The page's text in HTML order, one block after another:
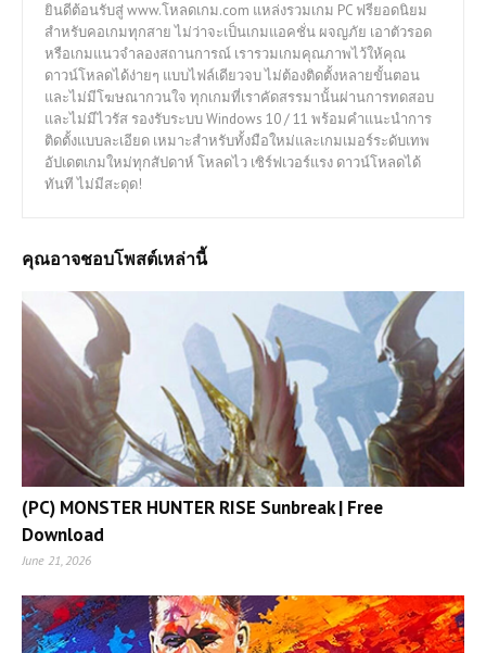
ยินดีต้อนรับสู่ www.โหลดเกม.com แหล่งรวมเกม PC ฟรียอดนิยม
สำหรับคอเกมทุกสาย ไม่ว่าจะเป็นเกมแอคชั่น ผจญภัย เอาตัวรอด
หรือเกมแนวจำลองสถานการณ์ เรารวมเกมคุณภาพไว้ให้คุณ
ดาวน์โหลดได้ง่ายๆ แบบไฟล์เดียวจบ ไม่ต้องติดตั้งหลายขั้นตอน
และไม่มีโฆษณากวนใจ ทุกเกมที่เราคัดสรรมานั้นผ่านการทดสอบ
และไม่มีไวรัส รองรับระบบ Windows 10 / 11 พร้อมคำแนะนำการ
ติดตั้งแบบละเอียด เหมาะสำหรับทั้งมือใหม่และเกมเมอร์ระดับเทพ
อัปเดตเกมใหม่ทุกสัปดาห์ โหลดไว เซิร์ฟเวอร์แรง ดาวน์โหลดได้
ทันที ไม่มีสะดุด!
คุณอาจชอบโพสต์เหล่านี้
(PC) MONSTER HUNTER RISE Sunbreak | Free
Download
June 21, 2026